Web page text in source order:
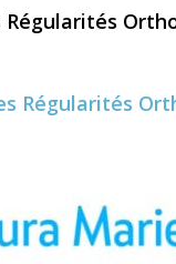
gularités
Régularités